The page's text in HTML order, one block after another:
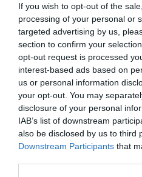
If you wish to opt-out of the
processing of your personal or
targeted advertising by us,
section to confirm your
opt-out request is processed
interest-based ads based on
us or personal information
your opt-out. You may
disclosure of your personal
IAB’s list of downstream
also be disclosed by us to third
Downstream Participants that
Στις 15 Νοεμβρίου θα
Σταύρος Νιάρχος μια
προβολή. Το έργο του
Προμηθέας Δεσμώτης του
συμπαραγωγή του Κέντρου
Σταύρος Νιάρχος και της
Ελλάδος παρουσιάζεται,
του, σε μια μοναδική
αποτύπωση της
Καμαρωτού, συνθέτη και
δημιουργήθηκε μέσα στις